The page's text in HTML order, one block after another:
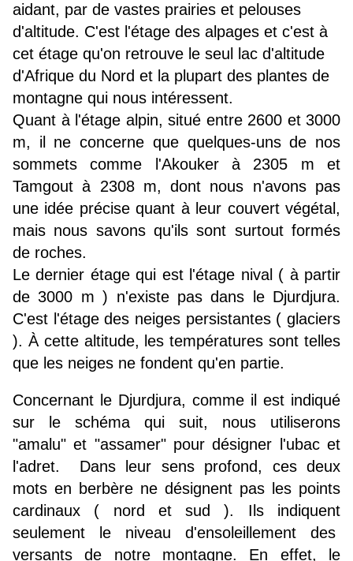
aidant, par de vastes prairies et pelouses
d'altitude. C'est l'étage des alpages et c'est à
cet étage qu'on retrouve le seul lac d'altitude
d'Afrique du Nord et la plupart des plantes de
montagne qui nous intéressent.
Quant à l'étage alpin, situé entre 2600 et 3000
m, il ne concerne que quelques-uns de nos
sommets comme l'Akouker à 2305 m et
Tamgout à 2308 m, dont nous n'avons pas
une idée précise quant à leur couvert végétal,
mais nous savons qu'ils sont surtout formés
de roches.
Le dernier étage qui est l'étage nival ( à partir
de 3000 m ) n'existe pas dans le Djurdjura.
C'est l'étage des neiges persistantes ( glaciers
). À cette altitude, les températures sont telles
que les neiges ne fondent qu'en partie.
Concernant le Djurdjura, comme il est indiqué
sur le schéma qui suit, nous utiliserons
"amalu" et "assamer" pour désigner l'ubac et
l'adret. Dans leur sens profond, ces deux
mots en berbère ne désignent pas les points
cardinaux ( nord et sud ). Ils indiquent
seulement le niveau d'ensoleillement des
versants de notre montagne. En effet, le